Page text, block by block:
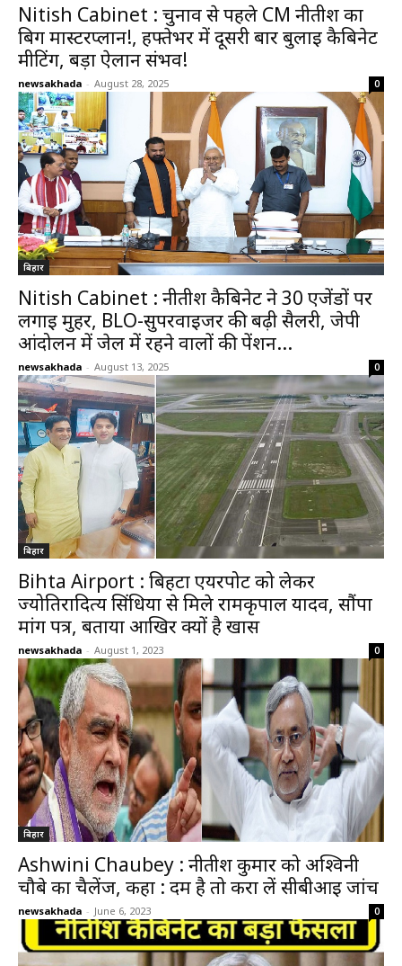
Nitish Cabinet : चुनाव से पहले CM नीतीश का
बिग मास्टरप्लान!, हफ्तेभर में दूसरी बार बुलाई कैबिनेट
मीटिंग, बड़ा ऐलान संभव!
newsakhada - August 28, 2025 0
बिहार
Nitish Cabinet : नीतीश कैबिनेट ने 30 एजेंडों पर
लगाई मुहर, BLO-सुपरवाइजर की बढ़ी सैलरी, जेपी
आंदोलन में जेल में रहने वालों की पेंशन...
newsakhada - August 13, 2025 0
बिहार
Bihta Airport : बिहटा एयरपोर्ट को लेकर
ज्योतिरादित्य सिंधिया से मिले रामकृपाल यादव, सौंपा
मांग पत्र, बताया आखिर क्यों है खास
newsakhada - August 1, 2023 0
बिहार
Ashwini Chaubey : नीतीश कुमार को अश्विनी
चौबे का चैलेंज, कहा : दम है तो करा लें सीबीआई जांच
newsakhada - June 6, 2023 0